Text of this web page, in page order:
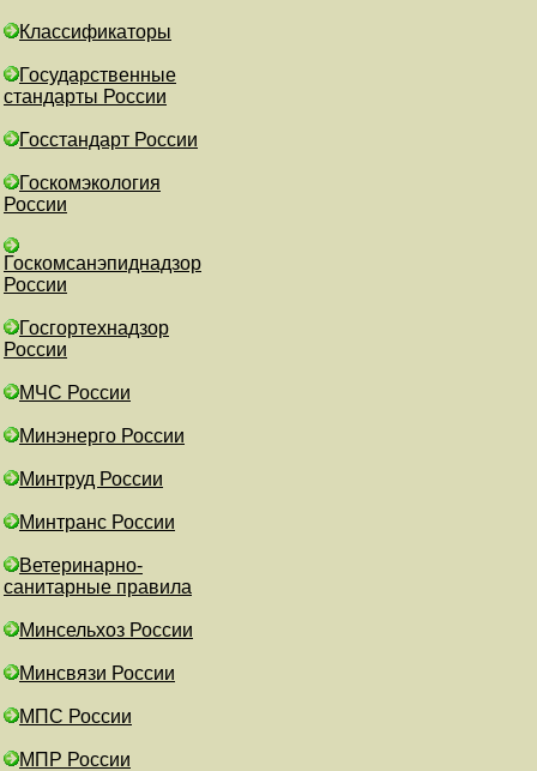
Классификаторы
Государственные
стандарты России
Госстандарт России
Госкомэкология
России
Госкомсанэпиднадзор
России
Госгортехнадзор
России
МЧС России
Минэнерго России
Минтруд России
Минтранс России
Ветеринарно-
санитарные правила
Минсельхоз России
Минсвязи России
МПС России
МПР России